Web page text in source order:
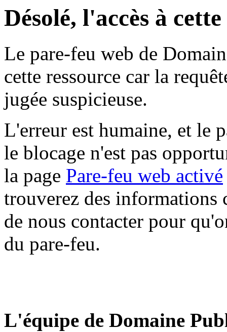
Désolé, l'accès à
Le pare-feu web de
cette ressource car la
jugée suspicieuse.
L'erreur est humaine, et le
le blocage n'est pas
la page Pare-feu web activé
trouverez des informations
de nous contacter pour
du pare-feu.
L'équipe de Domaine